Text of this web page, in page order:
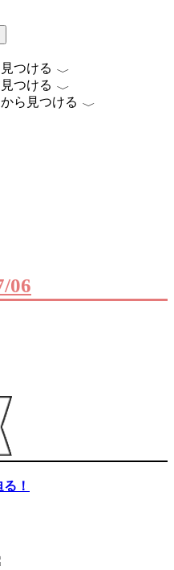
つける 〈
つける 〈
ら見つける 〈
06
！